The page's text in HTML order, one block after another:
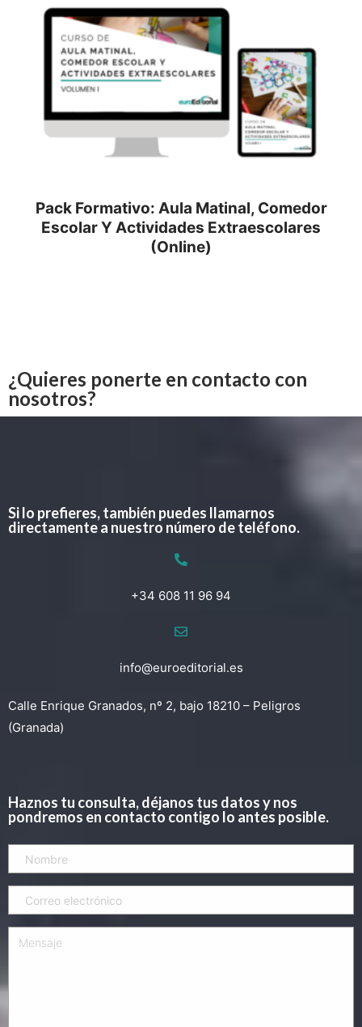
Pack Formativo: Aula Matinal, Comedor
Escolar Y Actividades Extraescolares
(Online)
¿Quieres ponerte en contacto con
nosotros?
Si lo prefieres, también puedes llamarnos
directamente a nuestro número de teléfono.
+34 608 11 96 94
info@euroeditorial.es
Calle Enrique Granados, nº 2, bajo 18210 – Peligros
(Granada)
Haznos tu consulta, déjanos tus datos y nos
pondremos en contacto contigo lo antes posible.